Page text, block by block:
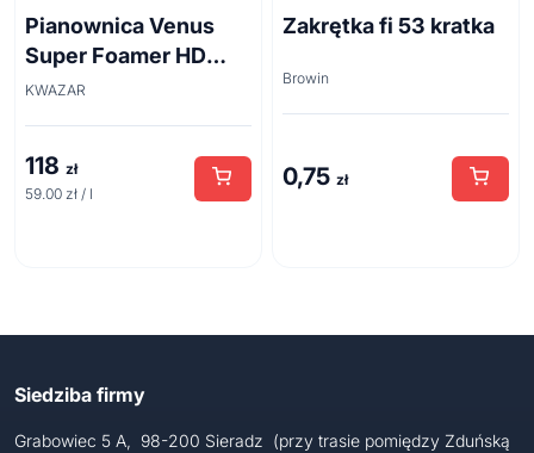
Pianownica Venus
Super Foamer HD
acid line 2L
KWAZAR
118 zł
59.00 zł / l
Zakrętka fi 53 kratka
Browin
0,75 zł
Siedziba firmy
Grabowiec 5 A, 98-200 Sieradz (przy trasie pomiędzy Zduńską